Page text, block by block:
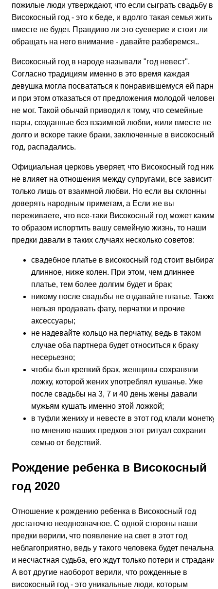
пожилые люди утверждают, что если сыграть свадьбу в
Високосный год - это к беде, и вдолго такая семья жить
вместе не будет. Правдиво ли это суеверие и стоит ли
обращать на него внимание - давайте разберемся..
Високосный год в народе называли "год невест".
Согласно традициям именно в это время каждая
девушка могла посвататься к понравившемуся ей
и при этом отказаться от предложения молодой человек
не мог. Такой обычай приводил к тому, что семейные
пары, созданные без взаимной любви, жили вместе не
долго и вскоре такие браки, заключенные в високосный
год, распадались.
Официальная церковь уверяет, что Високосный год
не влияет на отношения между супругами, все зависит
только лишь от взаимной любви. Но если вы склонны
доверять народным приметам, а Если же вы
переживаете, что все-таки Високосный год может каким-
то образом испортить вашу семейную жизнь, то наши
предки давали в таких случаях несколько советов:
свадебное платье в високосный год стоит
длинное, ниже колен. При этом, чем длиннее
платье, тем более долгим будет и брак;
никому после свадьбы не отдавайте платье. Также
нельзя продавать фату, перчатки и прочие
аксессуары;
не надевайте кольцо на перчатку, ведь в таком
случае оба партнера будет относиться к браку
несерьезно;
чтобы был крепкий брак, женщины сохраняли
ложку, которой жених употреблял кушанье. Уже
после свадьбы на 3, 7 и 40 день жены давали
мужьям кушать именно этой ложкой;
в туфли жениху и невесте в этот год клали монетку,
по мнению наших предков этот ритуал сохранит
семью от бедствий.
Рождение ребенка в Високосный
год 2020
Отношение к рождению ребенка в Високосный год
достаточно неоднозначное. С одной стороны наши
предки верили, что появление на свет в этот год
неблагоприятно, ведь у такого человека будет печальная
и несчастная судьба, его ждут только потери и
А вот другие наоборот верили, что рожденные в
високосный год - это уникальные люди, которым